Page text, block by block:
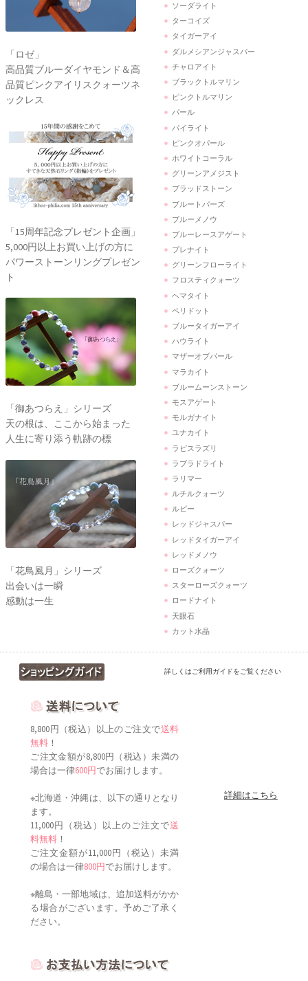
「ロゼ」
高品質ブルーダイヤモンド＆高
品質ピンクアイリスクォーツネ
ックレス
「15周年記念プレゼント企画」
5,000円以上お買い上げの方に
パワーストーンリングプレゼン
ト
「御あつらえ」シリーズ
天の根は、ここから始まった
人生に寄り添う軌跡の標
「花鳥風月」シリーズ
出会いは一瞬
感動は一生
ソーダライト
ターコイズ
タイガーアイ
ダルメシアンジャスパー
チャロアイト
ブラックトルマリン
ピンクトルマリン
パール
パイライト
ピンクオパール
ホワイトコーラル
グリーンアメジスト
ブラッドストーン
ブルートパーズ
ブルーメノウ
ブルーレースアゲート
プレナイト
グリーンフローライト
フロスティクォーツ
ヘマタイト
ペリドット
ブルータイガーアイ
ハウライト
マザーオブパール
マラカイト
ブルームーンストーン
モスアゲート
モルガナイト
ユナカイト
ラピスラズリ
ラブラドライト
ラリマー
ルチルクォーツ
ルビー
レッドジャスパー
レッドタイガーアイ
レッドメノウ
ローズクォーツ
スターローズクォーツ
ロードナイト
天眼石
カット水晶
詳しくはご利用ガイドをご覧ください
8,800円（税込）以上のご注文で送料
無料 ！
ご注文金額が8,800円（税込）未満の
場合は一律600円でお届けします。
※北海道・沖縄は、以下の通りとなり
ます。
11,000円（税込）以上のご注文で送
料無料 ！
ご注文金額が11,000円（税込）未満
の場合は一律800円でお届けします。
※離島・一部地域は、追加送料がかか
る場合がございます。予めご了承く
ださい。
詳細はこちら